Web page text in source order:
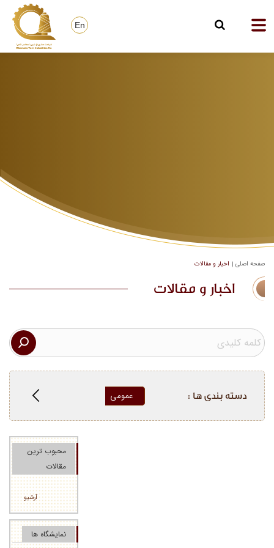
En
صفحه اصلی اخبار و مقالات
اخبار و مقالات
دسته بندی ها : عمومی
محبوب ترین
مقالات
آرشیو
نمایشگاه ها